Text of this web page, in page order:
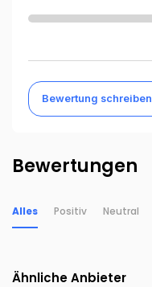
Bewertung schreiben
Bewertungen
Alles Positiv Neutral
Ähnliche Anbieter